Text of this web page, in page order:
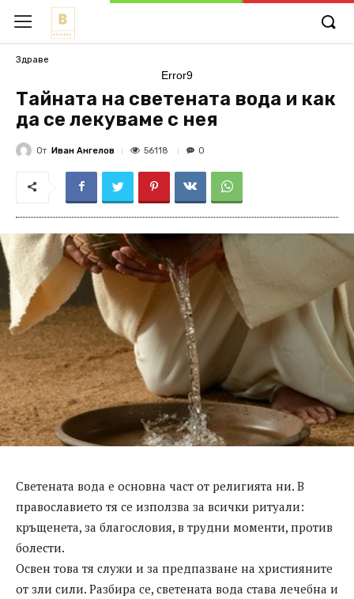
Здраве
Error9
Тайната на светената вода и как
да се лекуваме с нея
От Иван Ангелов 56118 0
Светената вода е основна част от религията ни. В
православието тя се използва за всички ритуали:
кръщенета, за благословия, в трудни моменти, против
болести.
Освен това тя служи и за предпазване на християните
от зли сили. Разбира се, светената вода става лечебна и